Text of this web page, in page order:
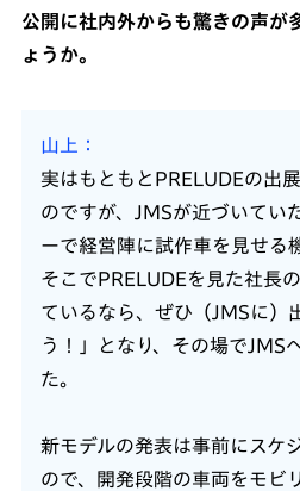
公開に社内外からも驚きの声が
ょうか。
山上
実はもともとPRELUDEの出
のですが、JMSが近づいてい
ーで経営陣に試作車を見せる
そこでPRELUDEを見た社長
ているなら、ぜひ（JMSに）
う！」となり、その場でJMS
た。
新モデルの発表は事前にスケ
ので、開発段階の車両をモビ